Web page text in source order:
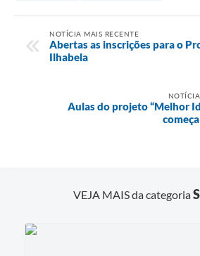
NOTÍCIA MAIS RECENTE
Abertas as inscrições para o
Ilhabela
Aulas do projeto “Melhor
VEJA MAIS da categoria